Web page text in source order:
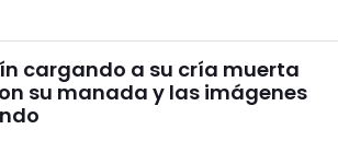
cargando a su cría muerta
su manada y las imágenes